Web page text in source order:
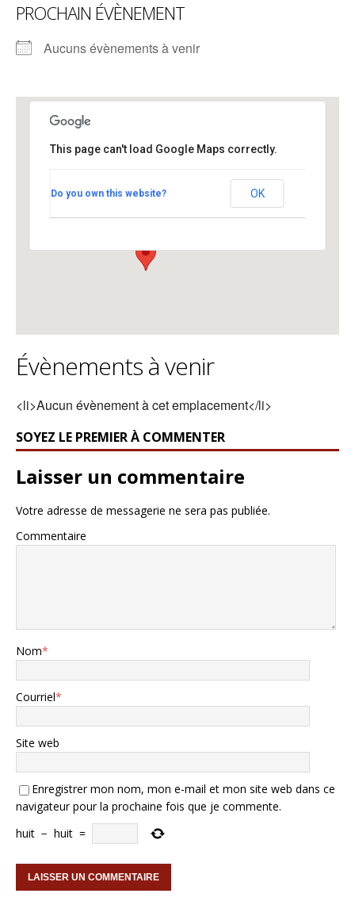
PROCHAIN ÉVÈNEMENT
Aucuns évènements à venir
Voir Évènements
This page can't load Google Maps correctly.
Do you own this website? OK
Évènements à venir
<li>Aucun évènement à cet emplacement</li>
SOYEZ LE PREMIER À COMMENTER
Laisser un commentaire
Votre adresse de messagerie ne sera pas publiée.
Commentaire
Nom*
Courriel*
Site web
Enregistrer mon nom, mon e-mail et mon site web dans ce
navigateur pour la prochaine fois que je commente.
huit − huit =